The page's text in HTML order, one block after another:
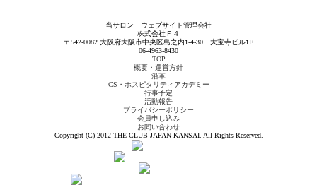
当サロン ウェブサイト管理会社
株式会社Ｆ４
〒542-0082 大阪府大阪市中央区島之内1-4-30 大宝寺ビル1F
06-4963-8430
TOP
概要・運営方針
沿革
CS・ホスピタリティアカデミー
行事予定
活動報告
プライバシーポリシー
会員申し込み
お問い合わせ
Copyright (C) 2012 THE CLUB JAPAN KANSAI. All Rights Reserved.